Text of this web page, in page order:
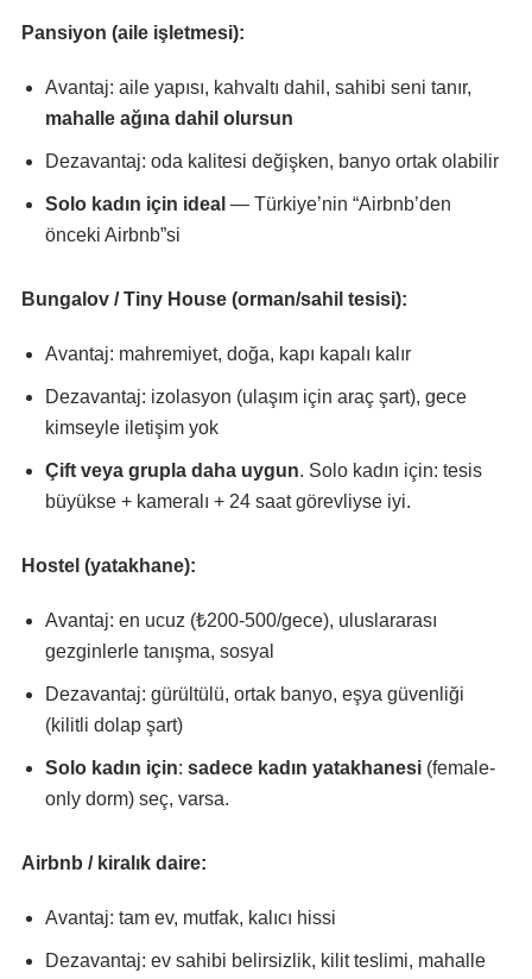
Pansiyon (aile işletmesi):
Avantaj: aile yapısı, kahvaltı dahil, sahibi seni tanır,
mahalle ağına dahil olursun
Dezavantaj: oda kalitesi değişken, banyo ortak olabilir
Solo kadın için ideal — Türkiye’nin “Airbnb’den
önceki Airbnb”si
Bungalov / Tiny House (orman/sahil tesisi):
Avantaj: mahremiyet, doğa, kapı kapalı kalır
Dezavantaj: izolasyon (ulaşım için araç şart), gece
kimseyle iletişim yok
Çift veya grupla daha uygun. Solo kadın için: tesis
büyükse + kameralı + 24 saat görevliyse iyi.
Hostel (yatakhane):
Avantaj: en ucuz (₺200-500/gece), uluslararası
gezginlerle tanışma, sosyal
Dezavantaj: gürültülü, ortak banyo, eşya güvenliği
(kilitli dolap şart)
Solo kadın için: sadece kadın yatakhanesi (female-
only dorm) seç, varsa.
Airbnb / kiralık daire:
Avantaj: tam ev, mutfak, kalıcı hissi
Dezavantaj: ev sahibi belirsizlik, kilit teslimi, mahalle